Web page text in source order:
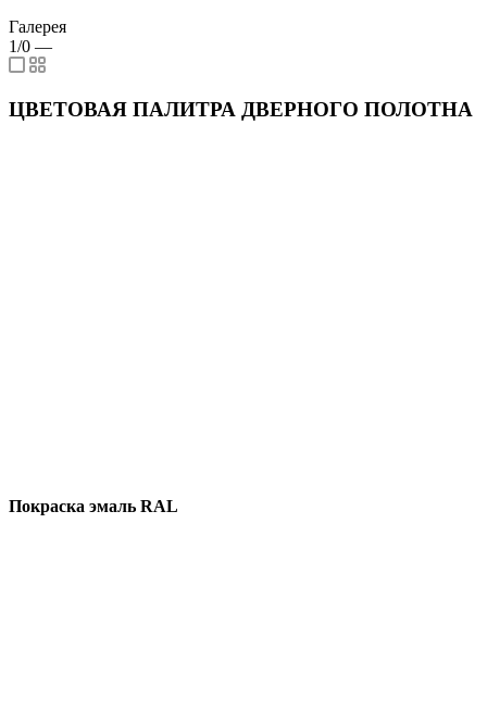
Галерея
1/0 —
ЦВЕТОВАЯ ПАЛИТРА ДВЕРНОГО ПОЛОТНА
Покраска эмаль RAL